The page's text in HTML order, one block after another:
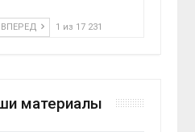
ВПЕРЕД 1 из 17 231
материалы